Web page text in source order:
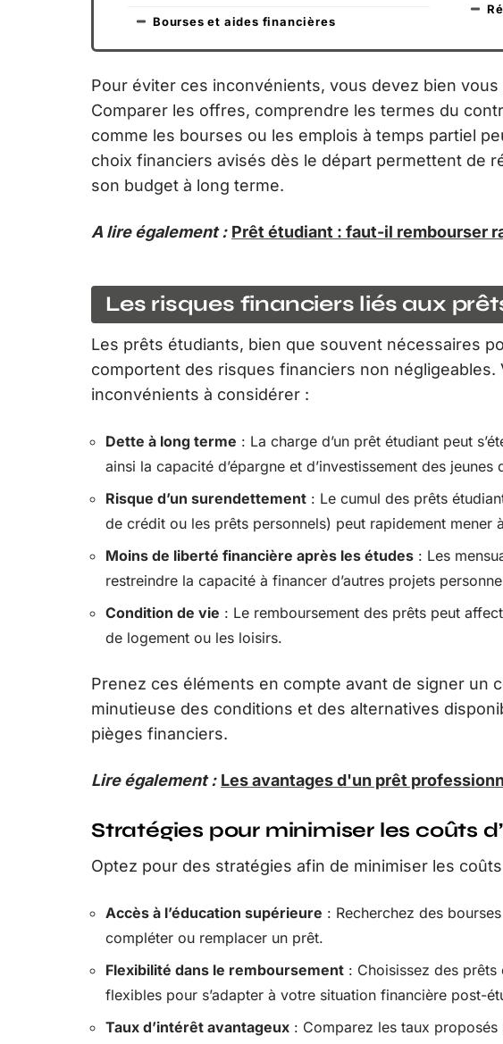
Bourses et aides financières
Pour éviter ces inconvénients, vous devez bien
Comparer les offres, comprendre les termes du
comme les bourses ou les emplois à temps partiel
choix financiers avisés dès le départ permettent de
son budget à long terme.
A lire également : Prêt étudiant : faut-il rembourser
Les risques financiers liés aux
Les prêts étudiants, bien que souvent nécessaires
comportent des risques financiers non
inconvénients à considérer :
Dette à long terme : La charge d’un prêt étudiant peut
ainsi la capacité d’épargne et d’investissement des jeunes
Risque d’un surendettement : Le cumul des prêts
de crédit ou les prêts personnels) peut rapidement mener
Moins de liberté financière après les études : Les
restreindre la capacité à financer d’autres projets
Condition de vie : Le remboursement des prêts peut
de logement ou les loisirs.
Prenez ces éléments en compte avant de signer un
minutieuse des conditions et des alternatives
pièges financiers.
Lire également : Les avantages d'un prêt
Stratégies pour minimiser les coûts
Optez pour des stratégies afin de minimiser les
Accès à l’éducation supérieure : Recherchez des
compléter ou remplacer un prêt.
Flexibilité dans le remboursement : Choisissez des
flexibles pour s’adapter à votre situation financière post-
Taux d’intérêt avantageux : Comparez les taux